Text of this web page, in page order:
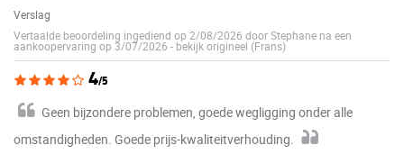
Verslag
Vertaalde beoordeling ingediend op 2/08/2026 door Stephane na een
aankoopervaring op 3/07/2026 - bekijk origineel (Frans)
4/5
Geen bijzondere problemen, goede wegligging onder alle
omstandigheden. Goede prijs-kwaliteitverhouding.